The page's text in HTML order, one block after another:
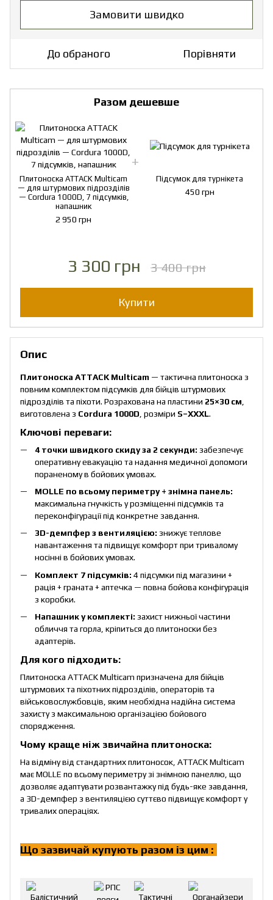
Замовити швидко
До обраного Порівняти
Разом дешевше
Плитоноска ATTACK Multicam
— для штурмових підрозділів
— Cordura 1000D, 7 підсумків,
напашник
2 950 грн
Підсумок для турнікета
450 грн
3 300 грн 3 400 грн
Купити
Опис
Плитоноска ATTACK Multicam — тактична плитоноска з
повним комплектом підсумків для бійців штурмових
підрозділів та піхоти. Розрахована на пластини 25×30 см
виготовлена з Cordura 1000D , розміри S–XXXL.
Ключові переваги:
4 точки швидкого скиду за 2 секунди: забезпечує
оперативну евакуацію та надання медичної допомоги
пораненому в бойових умовах.
MOLLE по всьому периметру + знімна панель:
максимальна гнучкість у розміщенні підсумків та
переконфігурації під конкретне завдання.
3D-демпфер з вентиляцією: знижує теплове
навантаження та підвищує комфорт при тривалому
носінні в бойових умовах.
Комплект 7 підсумків: 4 підсумки під магазини +
рація + граната + аптечка — повна бойова конфігурація
з коробки.
Напашник у комплекті: захист нижньої частини
обличчя та горла, кріпиться до плитоноски без
адаптерів.
Для кого підходить:
Плитоноска ATTACK Multicam призначена для бійців
штурмових та піхотних підрозділів, операторів та
військовослужбовців, яким необхідна надійна система
захисту з максимальною організацією бойового
спорядження.
Чому краще ніж звичайна плитоноска:
На відміну від стандартних плитоносок, ATTACK Multicam
має MOLLE по всьому периметру зі знімною панеллю, що
дозволяє адаптувати розвантажку під будь-яке завдання,
а 3D-демпфер з вентиляцією суттєво підвищує комфорт у
тривалих операціях.
Що зазвичай купують разом із цим :